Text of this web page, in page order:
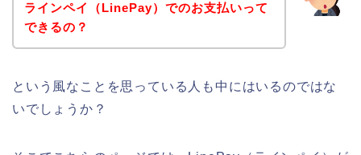
ラインペイ（LinePay）でのお支払いって
できるの？
という風なことを思っている人も中にはいるのではな
いでしょうか？